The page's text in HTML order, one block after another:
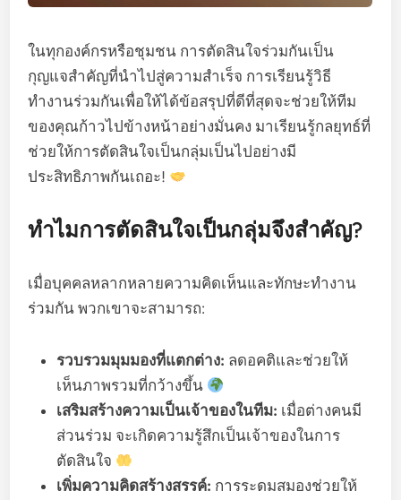
ในทุกองค์กรหรือชุมชน การตัดสินใจร่วมกันเป็น
กุญแจสำคัญที่นำไปสู่ความสำเร็จ การเรียนรู้วิธี
ทำงานร่วมกันเพื่อให้ได้ข้อสรุปที่ดีที่สุดจะช่วยให้ทีม
ของคุณก้าวไปข้างหน้าอย่างมั่นคง มาเรียนรู้กลยุทธ์ที่
ช่วยให้การตัดสินใจเป็นกลุ่มเป็นไปอย่างมี
ประสิทธิภาพกันเถอะ!
ทำไมการตัดสินใจเป็นกลุ่มจึงสำคัญ?
เมื่อบุคคลหลากหลายความคิดเห็นและทักษะทำงาน
ร่วมกัน พวกเขาจะสามารถ:
รวบรวมมุมมองที่แตกต่าง: ลดอคติและช่วยให้
เห็นภาพรวมที่กว้างขึ้น
เสริมสร้างความเป็นเจ้าของในทีม: เมื่อต่างคนมี
ส่วนร่วม จะเกิดความรู้สึกเป็นเจ้าของในการ
ตัดสินใจ
เพิ่มความคิดสร้างสรรค์: การระดมสมองช่วยให้